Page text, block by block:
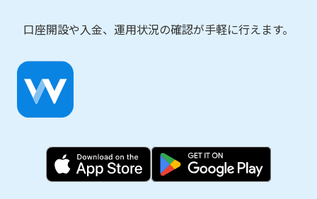
口座開設や入金、運用状況の確認が手軽に行えます。